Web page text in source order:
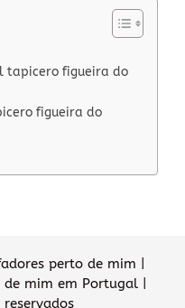
tapicero figueira do
figueira do
perto de mim |
mim em Portugal |